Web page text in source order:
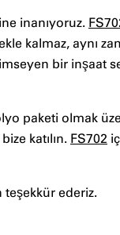
inanıyoruz.
kalmaz, aynı
bir inşaat
paketi olmak
katılın. FS702
ederiz.